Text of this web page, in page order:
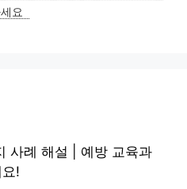
요
사례 해설 | 예방 교육과
!